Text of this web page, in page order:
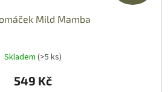
Mild Mamba
Skladem (>5 ks)
549 Kč